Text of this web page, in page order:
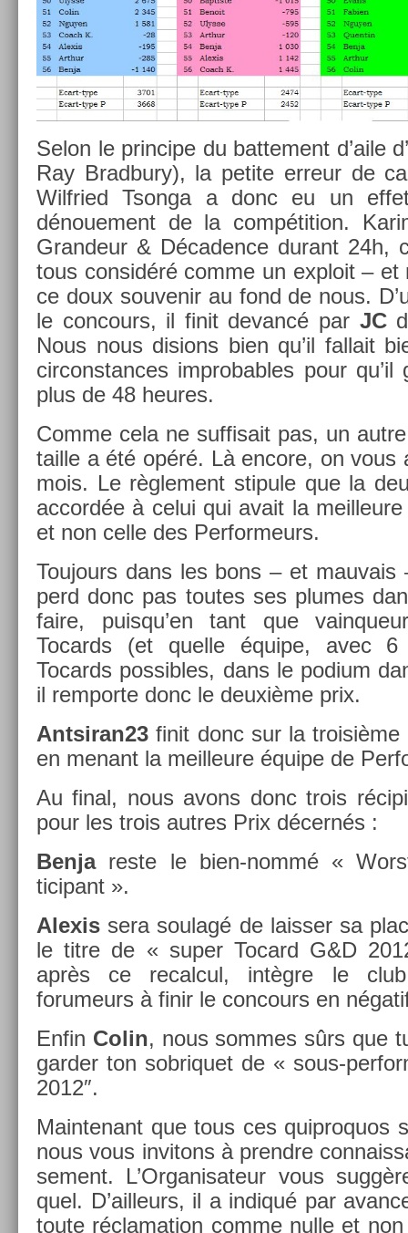
Selon le prin­cipe du bat­te­ment d’aile
Ray Brad­bu­ry), la petite er­reur de
Wilfried Tson­ga a donc eu un
dénoue­ment de la com­péti­tion.
Gran­deur & Décad­ence durant 24h,
tous con­sidéré comme un ex­ploit – et
ce doux souvenir au fond de nous.
le con­cours, il finit de­vancé par JC
Nous nous dis­ions bien qu’il fal­lait
cir­constan­ces im­prob­ables pour
plus de 48 heures.
Comme cela ne suf­fisait pas, un
tail­le a été opéré. Là en­core, on vous
mois. Le règle­ment stipule que la
ac­cordée à celui qui avait la
et non celle des Per­for­meurs.
Toujours dans les bons – et mauvais
perd donc pas toutes ses plumes
faire, puis­qu’­en tant que
Tocards (et quel­le équipe, avec
Tocards pos­sibles, dans le podium
il re­mpor­te donc le deuxième prix.
An­tsiran23 finit donc sur la
en menant la meil­leure équipe de
Au final, nous avons donc trois
pour les trois aut­res Prix décernés :
Benjareste le bien-nommé «
ticipant ».
Al­exis sera soulagé de laiss­er sa
le titre de « super Tocard G&D
après ce re­cal­cul, intègre le
forumeurs à finir le con­cours en
Enfin Colin, nous som­mes sûrs que
gard­er ton sob­riquet de « sous-
2012″.
Main­tenant que tous ces quip­roquos
nous vous in­vitons à pre­ndre
se­ment. L’Or­ganisateur vous
quel. D’ail­leurs, il a in­diqué par
toute réclama­tion comme nulle et